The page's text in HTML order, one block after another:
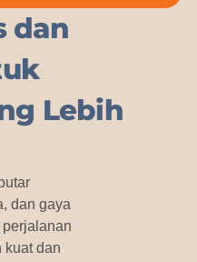
dan
Lebih
dan gaya
kuat dan